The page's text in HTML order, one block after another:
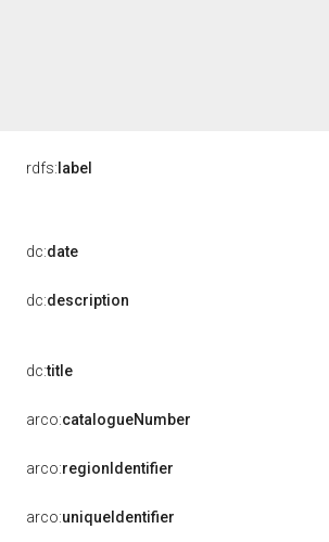
rdfs: label
dc:date
dc:description
dc:title
arco:catalogueNumber
arco:regionIdentifier
arco:uniqueIdentifier